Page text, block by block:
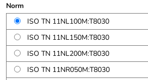
Norm
ISO TN 11NL100M:T8030
ISO TN 11NL150M:T8030
ISO TN 11NL200M:T8030
ISO TN 11NR050M:T8030